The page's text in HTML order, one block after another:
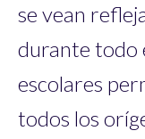
se vean
durante todo
escolares
todos los